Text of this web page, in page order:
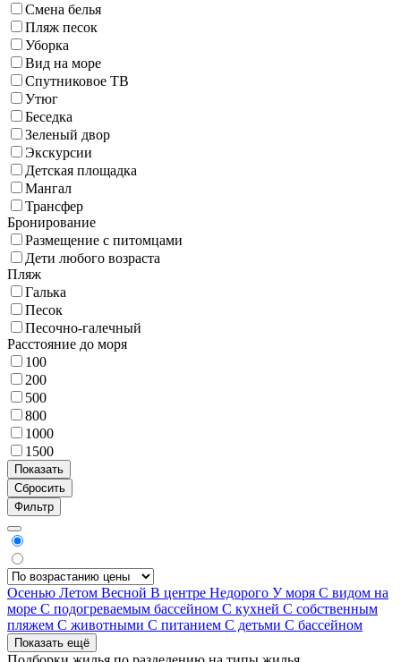
Смена белья
Пляж песок
Уборка
Вид на море
Спутниковое ТВ
Утюг
Беседка
Зеленый двор
Экскурсии
Детская площадка
Мангал
Трансфер
Бронирование
Размещение с питомцами
Дети любого возраста
Пляж
Галька
Песок
Песочно-галечный
Расстояние до моря
100
200
500
800
1000
1500
Фильтр
Осенью Летом Весной В центре Недорого У моря С видом на
море С подогреваемым бассейном С кухней С собственным
пляжем С животными С питанием С детьми С бассейном
Показать ещё